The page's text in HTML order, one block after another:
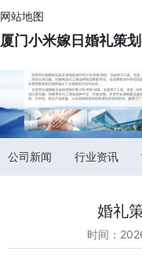
网站地图
厦门小米嫁日婚礼策
公司新闻 行业资讯
婚礼
时间：